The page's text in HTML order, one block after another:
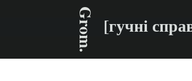
Grom. [гучні